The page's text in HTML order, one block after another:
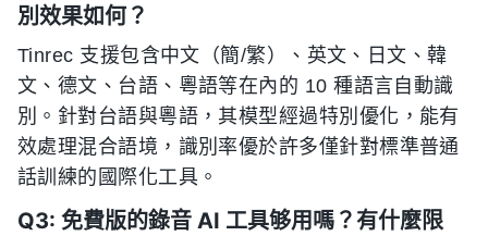
別效果如何？
Tinrec 支援包含中文（簡/繁）、英文、日文、韓
文、德文、台語、粵語等在內的 10 種語言自動識
別。針對台語與粵語，其模型經過特別優化，能有
效處理混合語境，識別率優於許多僅針對標準普通
話訓練的國際化工具。
Q3: 免費版的錄音 AI 工具够用嗎？有什麼限